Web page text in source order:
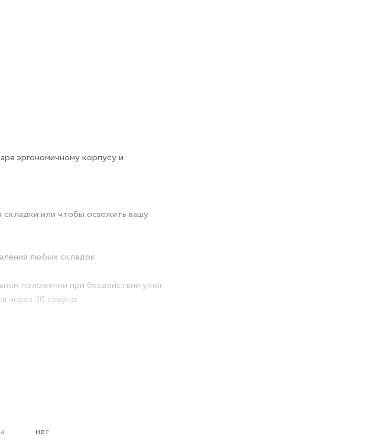
эргономичному корпусу и
или чтобы освежить вашу
любых складок.
положении при бездействии утюг
через 30 секунд.
концентрированного парового
нет